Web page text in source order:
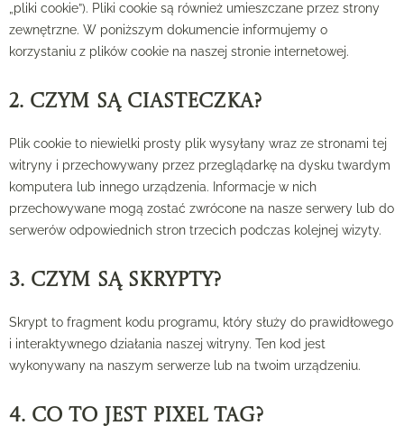
„pliki cookie”). Pliki cookie są również umieszczane przez strony
zewnętrzne. W poniższym dokumencie informujemy o
korzystaniu z plików cookie na naszej stronie internetowej.
2. Czym są ciasteczka?
Plik cookie to niewielki prosty plik wysyłany wraz ze stronami tej
witryny i przechowywany przez przeglądarkę na dysku twardym
komputera lub innego urządzenia. Informacje w nich
przechowywane mogą zostać zwrócone na nasze serwery lub do
serwerów odpowiednich stron trzecich podczas kolejnej wizyty.
3. Czym są skrypty?
Skrypt to fragment kodu programu, który służy do prawidłowego
i interaktywnego działania naszej witryny. Ten kod jest
wykonywany na naszym serwerze lub na twoim urządzeniu.
4. Co to jest pixel tag?